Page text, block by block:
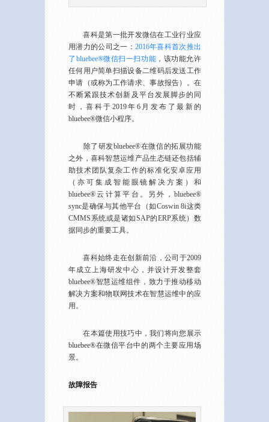
喜科是第一批开发微信在工业行业应
用潜力的公司之一： 2016年喜科首次推出
了bluebee®微信扫一扫功能 ，该功能允许
任何用户简单扫描设备二维码后发送工作
申请（或称为工作请求、事故报告）。在
不断紧跟技术创新及平台发展脚步的同
时，喜科于2019年6月发布了最新的
bluebee®微信小程序。
除了研发bluebee®在微信的拓展功能
之外，喜科智慧运维产品生态链还包括辅
助技术团队复杂工作的标准化安卓应用
（亦可集成智能眼镜解决方案）和
bluebee®云计算平台。另外，bluebee®
sync是确保与其他平台（如Coswin 8i这类
CMMS系统或是诸如SAP的ERP系统）数
据同步的重要工具。
喜科始终走在创新前沿，公司于2009
年成立上海研发中心，并设计开发整套
bluebee®智慧运维组件，致力于推动移动
解决方案和物联网技术在智慧运维中的应
用。
在本篇使用技巧中，我们将向您展示
bluebee®在微信平台中的两个主要应用场
景。
故障报告